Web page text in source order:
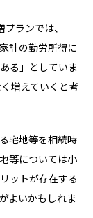
ランでは、
計の勤労所得に
る」としていま
増えていくと考
宅地等を相続時
等については小
ットが存在する
よいかもしれま